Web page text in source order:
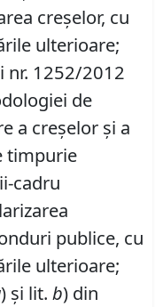
creșelor, cu
ulterioare;
nr. 1252/2012
de
a creșelor și a
timpurie
cadru
publice, cu
ulterioare;
) și lit. b) din